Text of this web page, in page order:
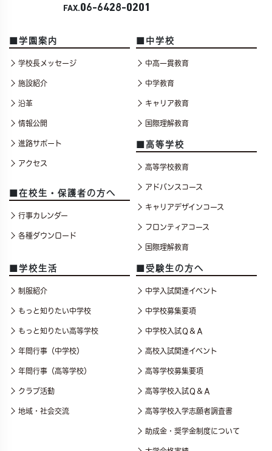
FAX.06-6428-0201
■学園案内
学校長メッセージ
施設紹介
沿革
情報公開
進路サポート
アクセス
■在校生・保護者の方へ
行事カレンダー
各種ダウンロード
■中学校
中高一貫教育
中学教育
キャリア教育
国際理解教育
■高等学校
高等学校教育
アドバンスコース
キャリアデザインコース
フロンティアコース
国際理解教育
■学校生活
制服紹介
もっと知りたい中学校
もっと知りたい高等学校
年間行事（中学校）
年間行事（高等学校）
クラブ活動
地域・社会交流
■受験生の方へ
中学入試関連イベント
中学校募集要項
中学校入試Ｑ＆Ａ
高校入試関連イベント
高等学校募集要項
高等学校入試Ｑ＆Ａ
高等学校入学志願者調査書
助成金・奨学金制度について